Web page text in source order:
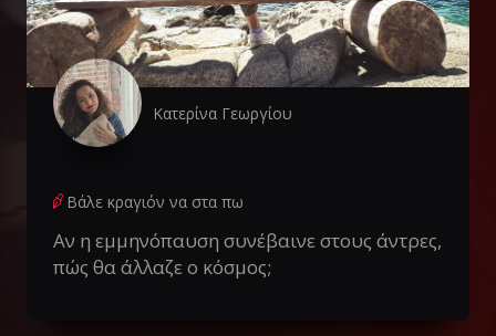
Κατερίνα Γεωργίου
Βάλε κραγιόν να στα πω
Αν η εμμηνόπαυση συνέβαινε στους άντρες,
πώς θα άλλαζε ο κόσμος;